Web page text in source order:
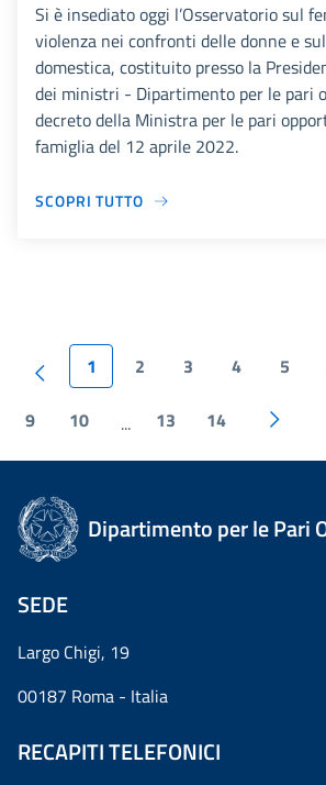
Si è insediato oggi l’Osservatorio sul
violenza nei confronti delle donne e
domestica, costituito presso la
dei ministri - Dipartimento per le pari
decreto della Ministra per le pari
famiglia del 12 aprile 2022.
SCOPRI TUTTO
1 2 3 4 5
9 10 ... 13 14
Dipartimento per le Pari
SEDE
Largo Chigi, 19
00187 Roma - Italia
RECAPITI TELEFONICI